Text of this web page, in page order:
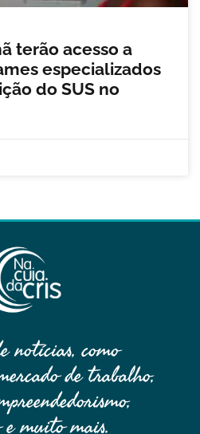
terão acesso a
especializados
do SUS no
notícias, como
de trabalho,
e muito mais.